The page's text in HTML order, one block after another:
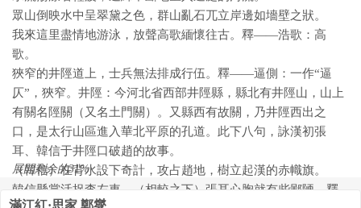
眾山倒映水中呈翠黛之色，群山亂石兀立岸邊如墻壁之狀。
我來這里盡情地游泳，放聲高歌緬懷往古。釋——浩歌：高
歌。
狹窄的井陘道上，士兵無法排成行伍。釋——逼側：一作“逼
仄”，狹窄。井陘：今河北省西部井陘縣，縣北有井陘山，山上
有關名陘關（又名土門關）。又縣西有故關，乃井陘西出之
口，是太行山區進入華北平原的孔道。此下八句，詠漢初張
耳、韓信于井陘口破趙的故事。
（韓信）在背水設下奇計，攻占趙地，樹立起漢的赤幟旗。
韓信懸賞活捉李左車，（相較之下）張耳心胸就有些鄙陋。釋
展開剩余的31%
滿江紅·思家 鄭燮